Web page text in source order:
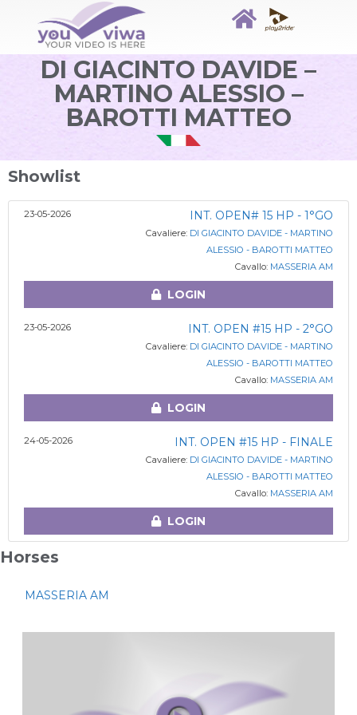
DI GIACINTO DAVIDE –
MARTINO ALESSIO –
BAROTTI MATTEO
Showlist
23-05-2026 INT. OPEN# 15 HP - 1°GO
Cavaliere: DI GIACINTO DAVIDE - MARTINO
ALESSIO - BAROTTI MATTEO
Cavallo: MASSERIA AM
LOGIN
23-05-2026 INT. OPEN #15 HP - 2°GO
Cavaliere: DI GIACINTO DAVIDE - MARTINO
ALESSIO - BAROTTI MATTEO
Cavallo: MASSERIA AM
LOGIN
24-05-2026 INT. OPEN #15 HP - FINALE
Cavaliere: DI GIACINTO DAVIDE - MARTINO
ALESSIO - BAROTTI MATTEO
Cavallo: MASSERIA AM
LOGIN
Horses
MASSERIA AM